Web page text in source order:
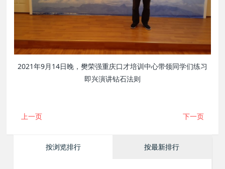
2021年9月14日晚，樊荣强重庆口才培训中心带领同学们练习
即兴演讲钻石法则
上一页 下一页
按浏览排行 按最新排行